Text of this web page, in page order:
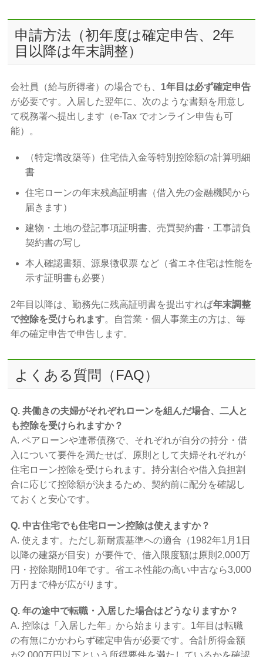
申請方法（初年度は確定申告、2年
目以降は年末調整）
会社員（給与所得者）の場合でも、 1年目は必ず確定申告
が必要です。入居した翌年に、次のような書類を用意し
て税務署へ提出します（e-Tax でオンライン申告も可
能）。
（特定増改築等）住宅借入金等特別控除額の計算明細
書
住宅ローンの年末残高証明書（借入先の金融機関から
届きます）
建物・土地の登記事項証明書、売買契約書・工事請負
契約書の写し
本人確認書類、源泉徴収票 など（省エネ住宅は性能を
示す証明書も必要）
2年目以降は、勤務先に残高証明書を提出すれば年末調整
で控除を受けられます。自営業・個人事業主の方は、毎
年の確定申告で申告します。
よくある質問（FAQ）
Q. 共働きの夫婦がそれぞれローンを組んだ場合、二人と
も控除を受けられますか？
A. ペアローンや連帯債務で、それぞれが自分の持分・借
入について要件を満たせば、原則として夫婦それぞれが
住宅ローン控除を受けられます。持分割合や借入負担割
合に応じて控除額が決まるため、契約前に配分を確認し
ておくと安心です。
Q. 中古住宅でも住宅ローン控除は使えますか？
A. 使えます。ただし新耐震基準への適合（1982年1月1日
以降の建築が目安）が要件で、借入限度額は原則2,000万
円・控除期間10年です。省エネ性能の高い中古なら3,000
万円まで枠が広がります。
Q. 年の途中で転職・入居した場合はどうなりますか？
A. 控除は「入居した年」から始まります。1年目は転職
の有無にかかわらず確定申告が必要です。合計所得金額
が2,000万円以下という所得要件を満たしているかを確認